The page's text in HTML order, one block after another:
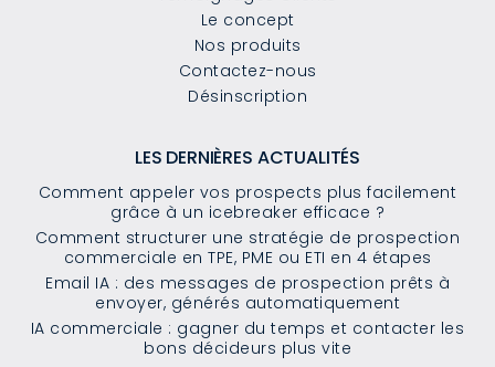
Le concept
Nos produits
Contactez-nous
Désinscription
LES DERNIÈRES ACTUALITÉS
Comment appeler vos prospects plus facilement
grâce à un icebreaker efficace ?
Comment structurer une stratégie de prospection
commerciale en TPE, PME ou ETI en 4 étapes
Email IA : des messages de prospection prêts à
envoyer, générés automatiquement
IA commerciale : gagner du temps et contacter les
bons décideurs plus vite